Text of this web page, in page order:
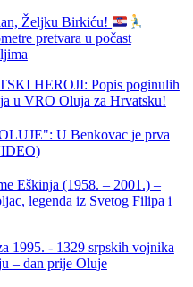
Željku Birkiću!
pretvara u počast
HEROJI: Popis poginulih
u VRO Oluja za Hrvatsku!
U Benkovac je prva
Eškinja (1958. – 2001.) –
legenda iz Svetog Filipa i
1995. - 1329 srpskih vojnika
– dan prije Oluje